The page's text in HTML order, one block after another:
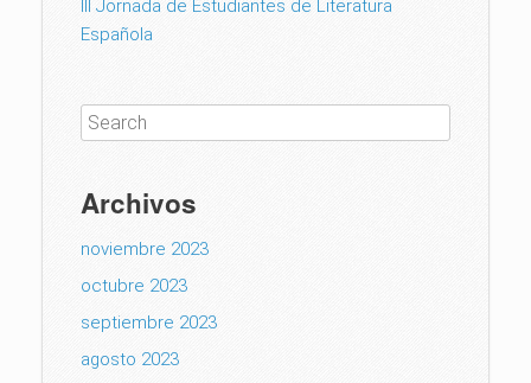
III Jornada de Estudiantes de Literatura
Española
Archivos
noviembre 2023
octubre 2023
septiembre 2023
agosto 2023